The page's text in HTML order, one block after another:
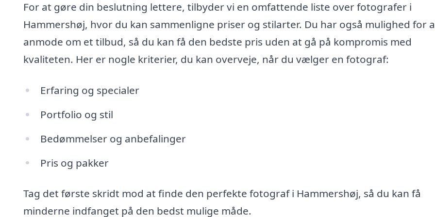
For at gøre din beslutning lettere, tilbyder vi en omfattende liste over fotografer i
Hammershøj, hvor du kan sammenligne priser og stilarter. Du har også mulighed for
anmode om et tilbud, så du kan få den bedste pris uden at gå på kompromis med
kvaliteten. Her er nogle kriterier, du kan overveje, når du vælger en fotograf:
Erfaring og specialer
Portfolio og stil
Bedømmelser og anbefalinger
Pris og pakker
Tag det første skridt mod at finde den perfekte fotograf i Hammershøj, så du kan få
minderne indfanget på den bedst mulige måde.